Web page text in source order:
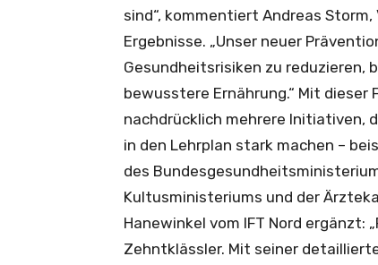
sind“, kommentiert Andreas
Ergebnisse. „Unser neuer
Gesundheitsrisiken zu reduzieren,
bewusstere Ernährung.“ Mit
nachdrücklich mehrere Initiativen,
in den Lehrplan stark machen –
des
Kultusministeriums und der
Hanewinkel vom IFT Nord ergänzt:
Zehntklässler. Mit seiner